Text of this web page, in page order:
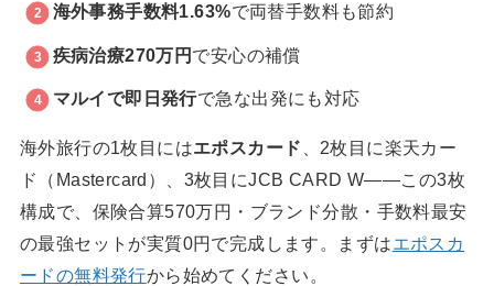
海外事務手数料1.63%で両替手数料も節約
疾病治療270万円 で安心の補償
マルイで即日発行で急な出発にも対応
海外旅行の1枚目にはエポスカード 、2枚目に楽天カー
ド（Mastercard）、3枚目にJCB CARD W——この3枚
構成で、保険合算570万円・ブランド分散・手数料最安
の最強セットが実質0円で完成します。まずは エポスカ
ードの無料発行から始めてください。